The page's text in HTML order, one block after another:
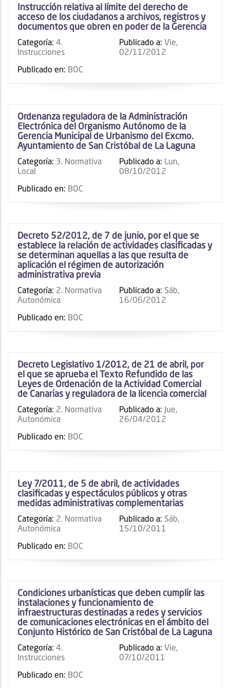
Instrucción relativa al límite del derecho de
acceso de los ciudadanos a archivos, registros y
documentos que obren en poder de la Gerencia
Categoría: 4.
Instrucciones
Publicado en: BOC
Publicado a: Vie,
02/11/2012
Ordenanza reguladora de la Administración
Electrónica del Organismo Autónomo de la
Gerencia Municipal de Urbanismo del Excmo.
Ayuntamiento de San Cristóbal de La Laguna
Categoría: 3. Normativa
Local
Publicado en: BOC
Publicado a: Lun,
08/10/2012
Decreto 52/2012, de 7 de junio, por el que se
establece la relación de actividades clasificadas y
se determinan aquellas a las que resulta de
aplicación el régimen de autorización
administrativa previa
Categoría: 2. Normativa
Autonómica
Publicado en: BOC
Publicado a: Sáb,
16/06/2012
Decreto Legislativo 1/2012, de 21 de abril, por
el que se aprueba el Texto Refundido de las
Leyes de Ordenación de la Actividad Comercial
de Canarias y reguladora de la licencia comercial
Categoría: 2. Normativa
Autonómica
Publicado en: BOC
Publicado a:
Jue,
26/04/2012
Ley 7/2011, de 5 de abril, de actividades
clasificadas y espectáculos públicos y otras
medidas administrativas complementarias
Categoría: 2. Normativa
Autonómica
Publicado en: BOC
Publicado a: Sáb,
15/10/2011
Condiciones urbanísticas que deben cumplir las
instalaciones y funcionamiento de
infraestructuras destinadas a redes y servicios
de comunicaciones electrónicas en el ámbito del
Conjunto Histórico de San Cristóbal de La Laguna
Categoría: 4.
Instrucciones
Publicado en: BOC
Publicado a: Vie,
07/10/2011